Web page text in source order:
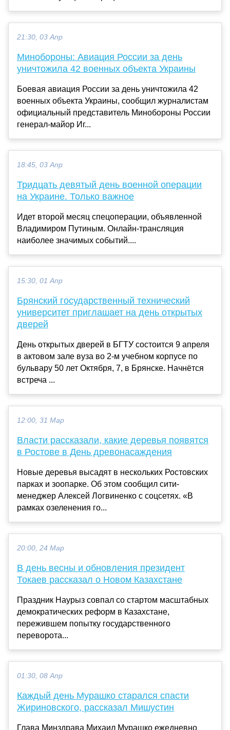
21:30, 03 Апр
Минобороны: Авиация России за день
уничтожила 42 военных объекта Украины
Боевая авиация России за день уничтожила 42
военных объекта Украины, сообщил журналистам
официальный представитель Минобороны России
генерал-майор Иг...
18:45, 03 Апр
Тридцать девятый день военной операции
на Украине. Только важное
Идет второй месяц спецоперации, объявленной
Владимиром Путиным. Онлайн-трансляция
наиболее значимых событий....
15:30, 01 Апр
Брянский государственный технический
университет приглашает на день открытых
дверей
День открытых дверей в БГТУ состоится 9 апреля
в актовом зале вуза во 2-м учебном корпусе по
бульвару 50 лет Октября, 7, в Брянске. Начнётся
встреча ...
12:00, 31 Мар
Власти рассказали, какие деревья появятся
в Ростове в День древонасаждения
Новые деревья высадят в нескольких Ростовских
парках и зоопарке. Об этом сообщил сити-
менеджер Алексей Логвиненко с соцсетях. «В
рамках озеленения го...
20:00, 24 Мар
В день весны и обновления президент
Токаев рассказал о Новом Казахстане
Праздник Наурыз совпал со стартом масштабных
демократических реформ в Казахстане,
пережившем попытку государственного
переворота...
01:30, 08 Апр
Каждый день Мурашко старался спасти
Жириновского, рассказал Мишустин
Глава Минздрава Михаил Мурашко ежедневно